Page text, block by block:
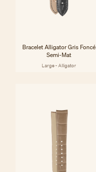
Bracelet Alligator Gris Foncé
Semi-Mat
Large - Alligator